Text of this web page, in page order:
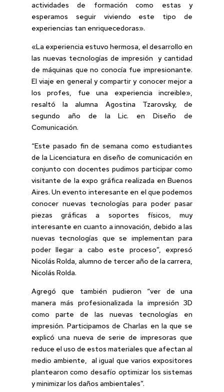
actividades de formación como estas y
esperamos seguir viviendo este tipo de
experiencias tan enriquecedoras».
«La experiencia estuvo hermosa, el desarrollo en
las nuevas tecnologías de impresión y cantidad
de máquinas que no conocía fue impresionante.
El viaje en general y compartir y conocer mejor a
los profes, fue una experiencia increible»,
resaltó la alumna Agostina Tzarovsky, de
segundo año de la Lic. en Diseño de
Comunicación.
“Este pasado fin de semana como estudiantes
de la Licenciatura en diseño de comunicación en
conjunto con docentes pudimos participar como
visitante de la expo gráfica realizada en Buenos
Aires. Un evento interesante en el que podemos
conocer nuevas tecnologías para poder pasar
piezas gráficas a soportes físicos, muy
interesante en cuanto a innovación, debido a las
nuevas tecnologías que se implementan para
poder llegar a cabo este proceso”, expresó
Nicolás Rolda, alumno de tercer año de la carrera,
Nicolás Rolda.
Agregó que también pudieron “ver de una
manera más profesionalizada la impresión 3D
como parte de las nuevas tecnologías en
impresión. Participamos de Charlas en la que se
explicó una nueva de serie de impresoras que
reduce el uso de estos materiales que afectan al
medio ambiente, al igual que varios expositores
plantearon como desafío optimizar los sistemas
y minimizar los daños ambientales”.